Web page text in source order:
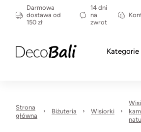
Darmowa
dostawa od
150 zł
14 dni
na
zwrot
Kategorie
Strona
główna
Biżuteria Wisiorki